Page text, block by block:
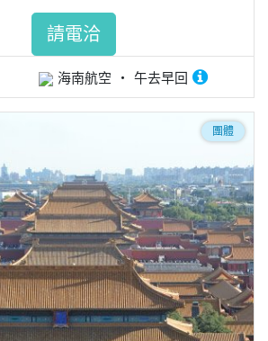
海南航空 午去早回
請電洽
團體